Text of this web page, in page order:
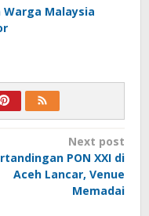
Malaysia
Next post
PON XXI di
Aceh Lancar, Venue
Memadai